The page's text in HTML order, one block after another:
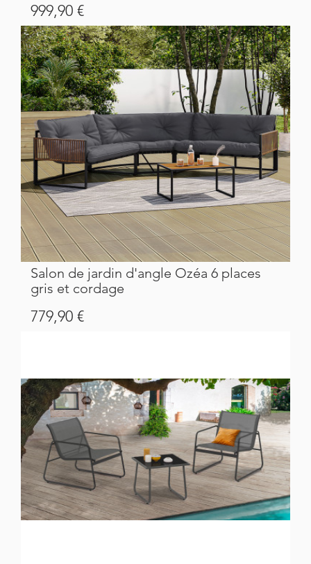
Prix
999,90 €
Salon de jardin d'angle Ozéa 6 places
gris et cordage
Prix
779,90 €